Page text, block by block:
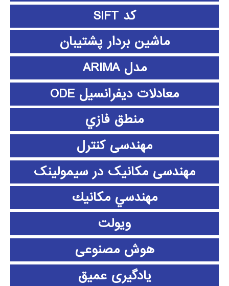
کد SIFT
ماشین بردار پشتیبان
مدل ARIMA
معادلات دیفرانسیل ODE
منطق فازي
مهندسی کنترل
مهندسی مکانیک در سیمولینک
مهندسي مكانيك
ویولت
هوش مصنوعی
یادگیری عمیق